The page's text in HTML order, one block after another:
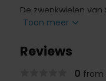
De zwenkwielen
stoel met wielen.
krassen op uw
Wij bieden de
Toon meer
Reviews
0 from